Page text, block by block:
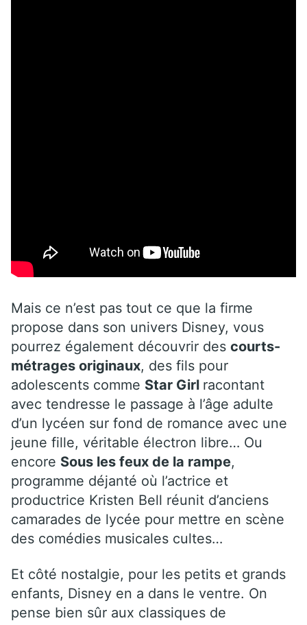
Mais ce n’est pas tout ce que la firme
propose dans son univers Disney, vous
pourrez également découvrir des courts-
métrages originaux, des fils pour
adolescents comme Star Girl racontant
avec tendresse le passage à l’âge adulte
d’un lycéen sur fond de romance avec une
jeune fille, véritable électron libre… Ou
encore Sous les feux de la rampe,
programme déjanté où l’actrice et
productrice Kristen Bell réunit d’anciens
camarades de lycée pour mettre en scène
des comédies musicales cultes…
Et côté nostalgie, pour les petits et grands
enfants, Disney en a dans le ventre. On
pense bien sûr aux classiques de